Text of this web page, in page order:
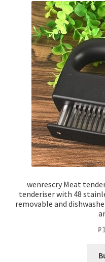
wenrescry Meat
tenderiser with 48
removable and
₽